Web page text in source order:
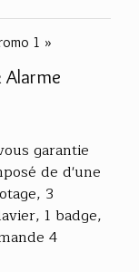
1 »
garantie
de d'une
3
1 badge,
4